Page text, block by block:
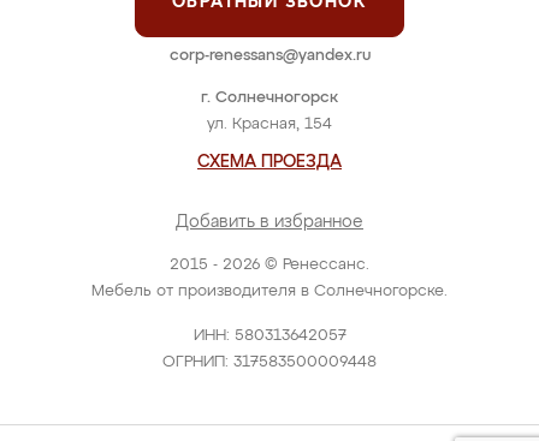
2015 - 2026 © Ренессанс.
Мебель от производителя в Солнечногорске.
ИНН: 580313642057
ОГРНИП: 317583500009448
г. Солнечногорск
ул. Красная, 154
СХЕМА ПРОЕЗДА
Добавить в избранное
corp-renessans@yandex.ru